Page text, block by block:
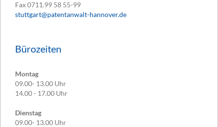
Fax0711.99 58 55-99
stuttgart@patentanwalt-hannover.de
Bürozeiten
Montag
09.00- 13.00 Uhr
14.00 - 17.00 Uhr
Dienstag
09.00- 13.00 Uhr